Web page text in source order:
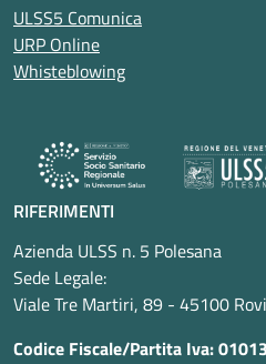
ULSS5 Comunica
URP Online
Whisteblowing
RIFERIMENTI
Azienda ULSS n. 5 Polesana
Sede Legale:
Viale Tre Martiri, 89 - 45100
Codice Fiscale/Partita Iva: